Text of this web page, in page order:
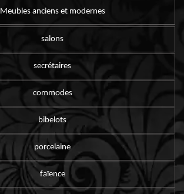
Meubles anciens et modernes
salons
secrétaires
commodes
bibelots
porcelaine
faïence